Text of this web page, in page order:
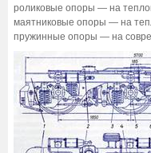
роликовые опоры — на
маятниковые опоры — на
пружинные опоры — на